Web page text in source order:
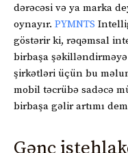
dərəcəsi və ya marka
oynayır. PYMNTS
göstərir ki, rəqəmsal
birbaşa
şirkətləri üçün bu
mobil təcrübə sadəcə
birbaşa gəlir artımı
Gənc